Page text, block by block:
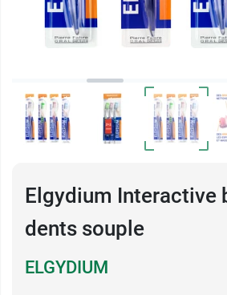
Elgydium Interactive
dents souple
ELGYDIUM